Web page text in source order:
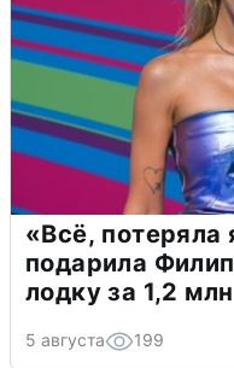
«Всё,
подарила
лодку за 1,2
5 августа 199